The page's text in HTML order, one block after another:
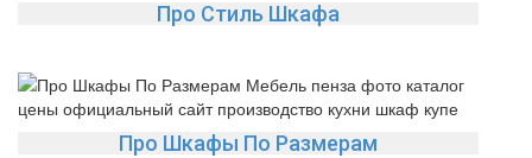
Про Стиль Шкафа
Про Шкафы По Размерам